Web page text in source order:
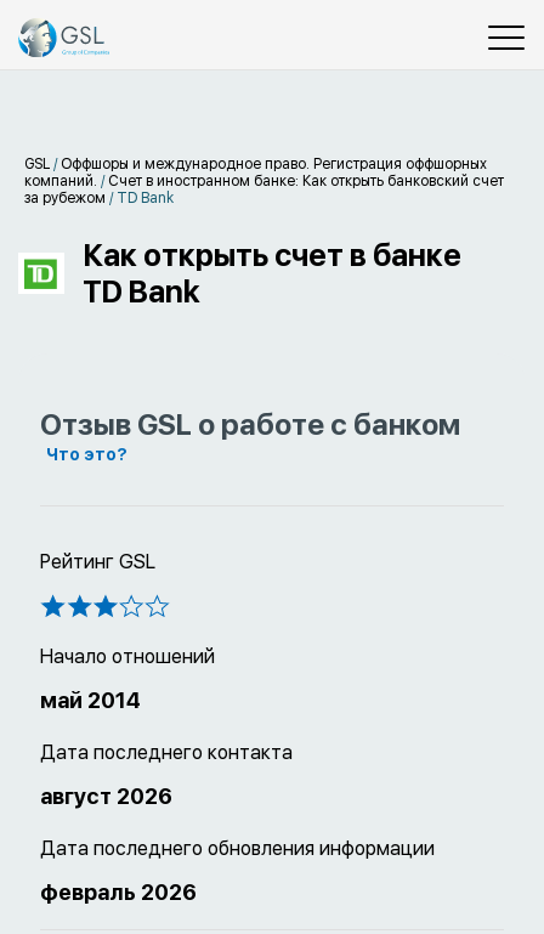
GSL / Оффшоры и международное право. Регистрация оффшорных
компаний. / Счет в иностранном банке: Как открыть банковский счет
за рубежом / TD Bank
Как открыть счет в банке
TD Bank
Отзыв GSL о работе с банком
Что это?
Рейтинг GSL
Начало отношений
май 2014
Дата последнего контакта
август 2026
Дата последнего обновления информации
февраль 2026